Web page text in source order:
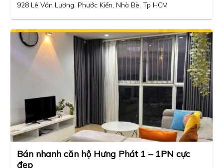
928 Lê Văn Lương, Phước Kiển, Nhà Bè, Tp HCM
Bán nhanh căn hộ Hưng Phát 1 – 1PN cực
đẹp